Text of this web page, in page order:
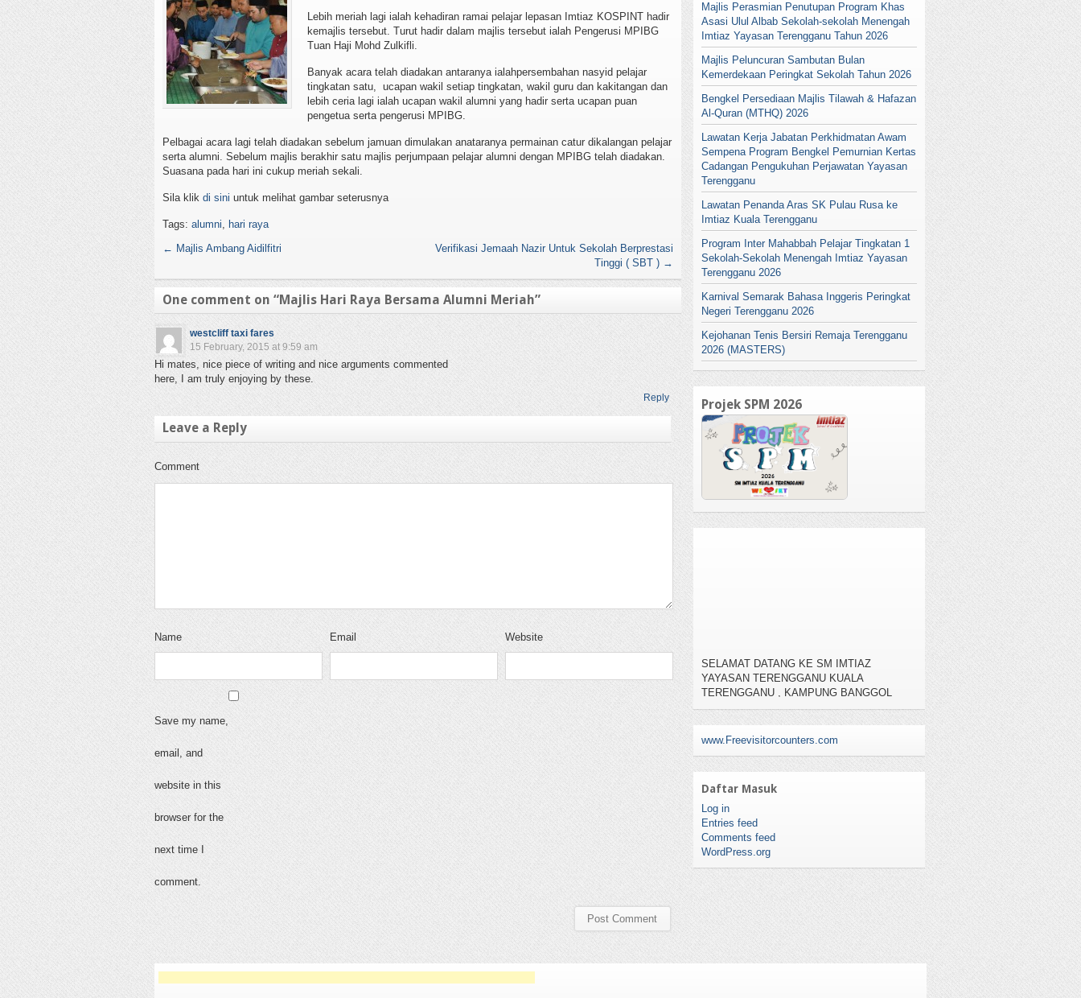
Lebih meriah lagi ialah kehadiran ramai pelajar lepasan Imtiaz KOSPINT hadir
kemajlis tersebut. Turut hadir dalam majlis tersebut ialah Pengerusi MPIBG
Tuan Haji Mohd Zulkifli.
Banyak acara telah diadakan antaranya ialahpersembahan nasyid pelajar
tingkatan satu, ucapan wakil setiap tingkatan, wakil guru dan kakitangan dan
lebih ceria lagi ialah ucapan wakil alumni yang hadir serta ucapan puan
pengetua serta pengerusi MPIBG.
Pelbagai acara lagi telah diadakan sebelum jamuan dimulakan anataranya permainan catur dikalangan pelajar
serta alumni. Sebelum majlis berakhir satu majlis perjumpaan pelajar alumni dengan MPIBG telah diadakan.
Suasana pada hari ini cukup meriah sekali.
Sila klik di sini untuk melihat gambar seterusnya
Tags: alumni, hari raya
← Majlis Ambang Aidilfitri
Verifikasi Jemaah Nazir Untuk Sekolah Berprestasi
Tinggi ( SBT ) →
One comment on “Majlis Hari Raya Bersama Alumni Meriah”
westcliff taxi fares
15 February, 2015 at 9:59 am
Hi mates, nice piece of writing and nice arguments commented
here, I am truly enjoying by these.
Reply
Leave a Reply
Comment
Name Email Website
Save my name,
email, and
website in this
browser for the
next time I
comment.
Majlis Perasmian Penutupan Program Khas
Asasi Ulul Albab Sekolah-sekolah Menengah
Imtiaz Yayasan Terengganu Tahun 2026
Majlis Peluncuran Sambutan Bulan
Kemerdekaan Peringkat Sekolah Tahun 2026
Bengkel Persediaan Majlis Tilawah & Hafazan
Al-Quran (MTHQ) 2026
Lawatan Kerja Jabatan Perkhidmatan Awam
Sempena Program Bengkel Pemurnian Kertas
Cadangan Pengukuhan Perjawatan Yayasan
Terengganu
Lawatan Penanda Aras SK Pulau Rusa ke
Imtiaz Kuala Terengganu
Program Inter Mahabbah Pelajar Tingkatan 1
Sekolah-Sekolah Menengah Imtiaz Yayasan
Terengganu 2026
Karnival Semarak Bahasa Inggeris Peringkat
Negeri Terengganu 2026
Kejohanan Tenis Bersiri Remaja Terengganu
2026 (MASTERS)
Projek SPM 2026
YAYASAN TERENGGANU KUALA
TERENGGANU , KAMPUNG BANGGOL
KARAH, 20050 KUALA TERENGGANU
www.Freevisitorcounters.com
Daftar Masuk
Log in
Entries feed
Comments feed
WordPress.org